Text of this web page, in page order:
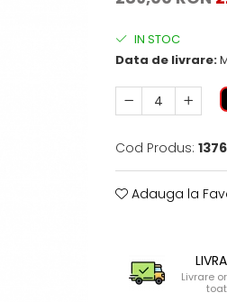
IN STOC
Data de livrare:
Cod Produs: 1376
Adauga la
Livrare